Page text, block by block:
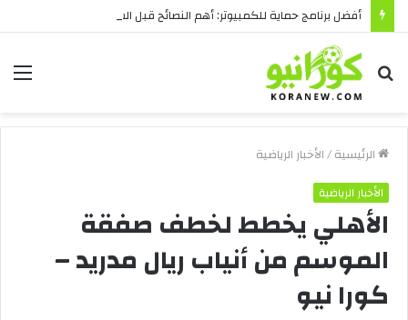
أفضل برنامج حماية للكمبيوتر: أهم النصائح قبل الشراء
بحث
عن
الرئيسية/الأخبار الرياضية
الأخبار الرياضية
الأهلي يخطط لخطف صفقة
الموسم من أنياب ريال مدريد –
كورا نيو